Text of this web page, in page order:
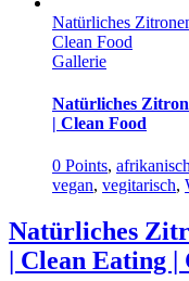
Natürliches
Clean Food
Gallerie
Natürliches
| Clean Food
0 Points, afrikanisch
vegan, vegitarisch,
Natürliches
| Clean Eating